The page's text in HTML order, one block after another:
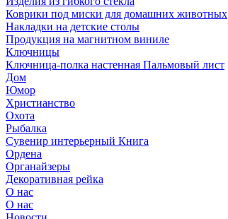
Коврики под миски для домашних животных
Накладки на детские столы
Продукция на магнитном виниле
Ключницы
Ключница-полка настенная Пальмовый лист
Дом
Юмор
Христианство
Охота
Рыбалка
Сувенир интерьерный Книга
Ордена
Органайзеры
Декоративная рейка
О нас
О нас